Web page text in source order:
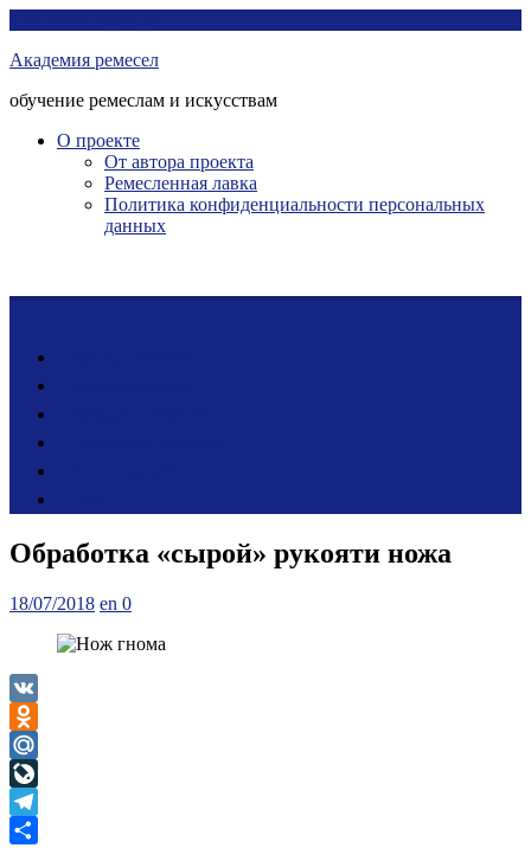
контенту
Академия ремесел
обучение ремеслам и искусствам
О проекте
От автора проекта
Ремесленная лавка
Политика конфиденциальности персональных
данных
Обработка «сырой» рукояти ножа
Posted
18/07/2018Author
en 0
VK
Odnoklassniki
Mail.Ru
LiveJournal
Telegram